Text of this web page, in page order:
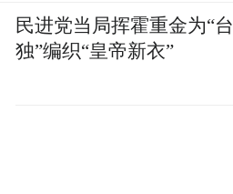
民进党当局挥霍重金为“台
独”编织“皇帝新衣”